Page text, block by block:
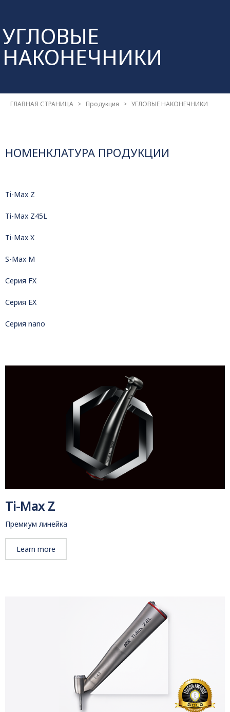
УГЛОВЫЕ
НАКОНЕЧНИКИ
ГЛАВНАЯ СТРАНИЦА Продукция УГЛОВЫЕ НАКОНЕЧНИКИ
НОМЕНКЛАТУРА ПРОДУКЦИИ
Ti-Max Z
Ti-Max Z45L
Ti-Max X
S-Max M
Серия FX
Серия EX
Серия nano
Ti-Max Z
Премиум линейка
Learn more